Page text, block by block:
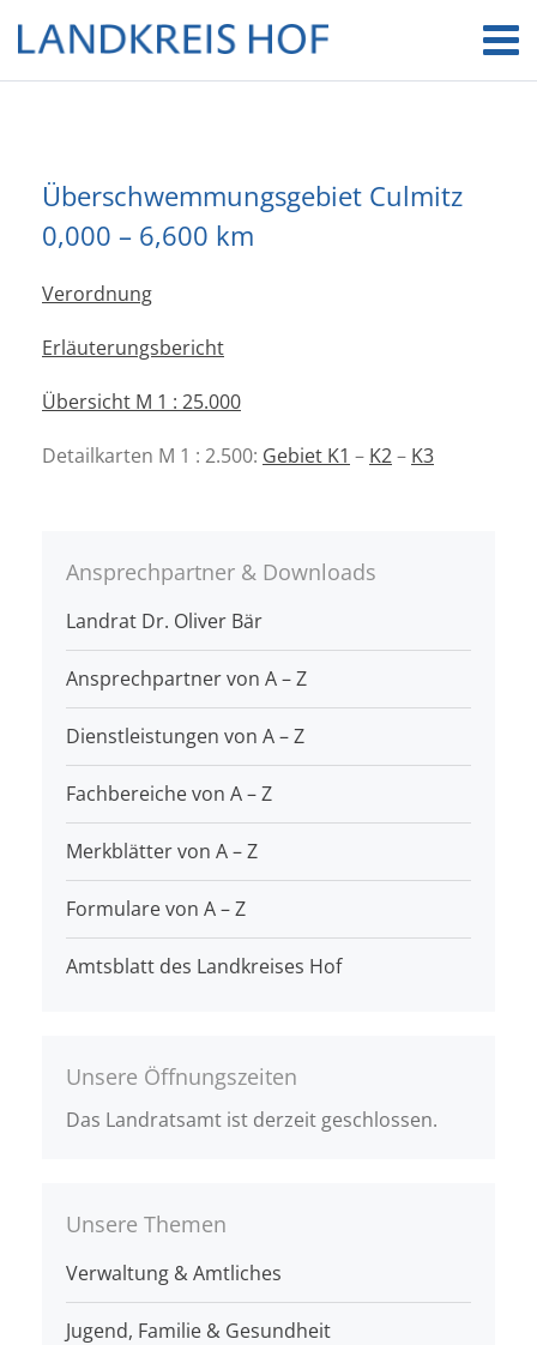
Überschwemmungsgebiet Culmitz
0,000 – 6,600 km
Verordnung
Erläuterungsbericht
Übersicht M 1 : 25.000
Detailkarten M 1 : 2.500: Gebiet K1 – K2– K3
Ansprechpartner & Downloads
Landrat Dr. Oliver Bär
Ansprechpartner von A – Z
Dienstleistungen von A – Z
Fachbereiche von A – Z
Merkblätter von A – Z
Formulare von A – Z
Amtsblatt des Landkreises Hof
Unsere Öffnungszeiten
Das Landratsamt ist derzeit geschlossen.
Unsere Themen
Verwaltung & Amtliches
Jugend, Familie & Gesundheit